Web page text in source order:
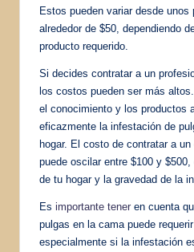
Estos pueden variar desde
alrededor de $50, dependiendo
producto requerido.
Si decides contratar a un
los costos pueden ser más
el conocimiento y los productos
eficazmente la infestación de
hogar. El costo de contratar a
puede oscilar entre $100 y
de tu hogar y la gravedad de la
Es importante tener en cuenta
pulgas en la cama puede
especialmente si la infestación